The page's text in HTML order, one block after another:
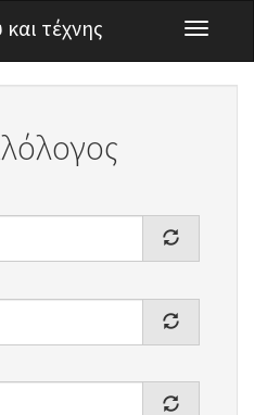
τέχνης
Toggle